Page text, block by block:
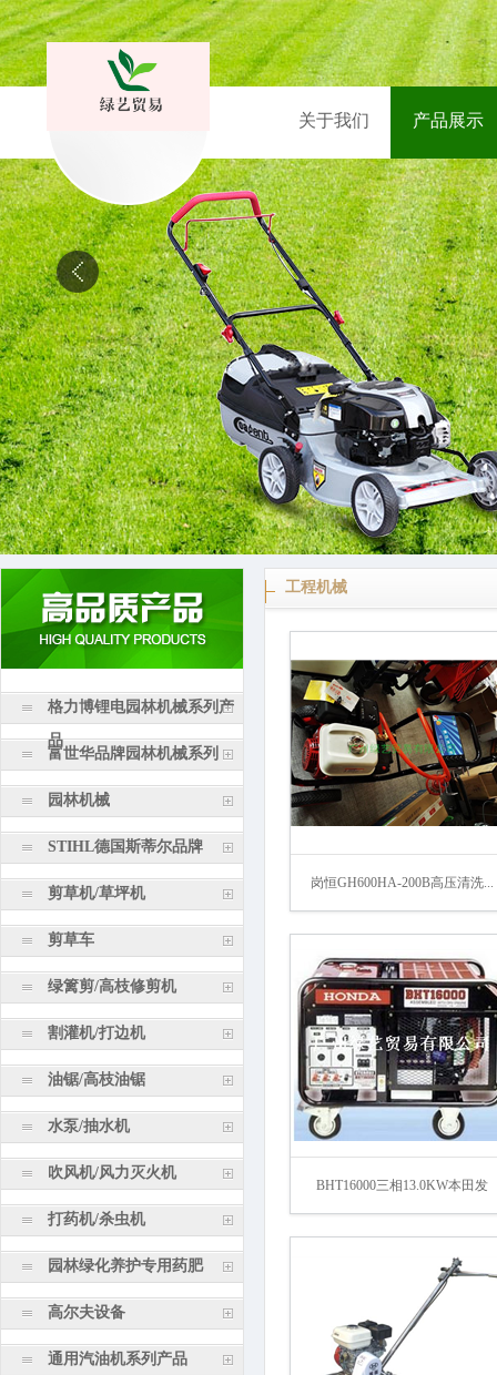
关于我们 产品展示
格力博锂电园林机械系列产
品
富世华品牌园林机械系列
园林机械
STIHL德国斯蒂尔品牌
剪草机/草坪机
剪草车
绿篱剪/高枝修剪机
割灌机/打边机
油锯/高枝油锯
水泵/抽水机
吹风机/风力灭火机
打药机/杀虫机
园林绿化养护专用药肥
高尔夫设备
通用汽油机系列产品
工程机械
岗恒GH600HA-200B高压清洗...
BHT16000三相13.0KW本田发